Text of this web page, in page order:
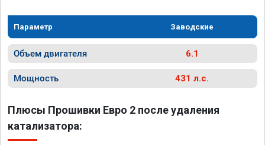
Параметр Заводские
Объем двигателя 6.1
Мощность 431 л.с.
Плюсы Прошивки Евро 2 после удаления
катализатора: